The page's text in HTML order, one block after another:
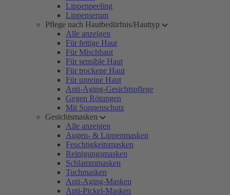
Lippenpeeling
Lippenserum
Pflege nach Hautbedürfnis/Hauttyp
Alle anzeigen
Für fettige Haut
Für Mischhaut
Für sensible Haut
Für trockene Haut
Für unreine Haut
Anti-Aging-Gesichtspflege
Gegen Rötungen
Mit Sonnenschutz
Gesichtsmasken
Alle anzeigen
Augen- & Lippenmasken
Feuchtigkeitsmasken
Reinigungsmasken
Schlammmasken
Tuchmasken
Anti-Aging-Masken
Anti-Pickel-Masken